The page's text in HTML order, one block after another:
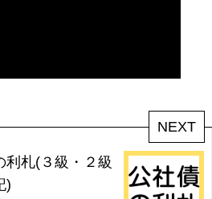
NEXT
利札(３級・２級
)